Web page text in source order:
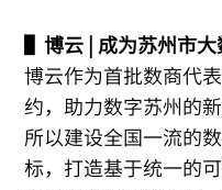
▌博云 | 成为苏州市
博云作为首批数商代
约，助力数字苏州的
所以建设全国一流的
标，打造基于统一的